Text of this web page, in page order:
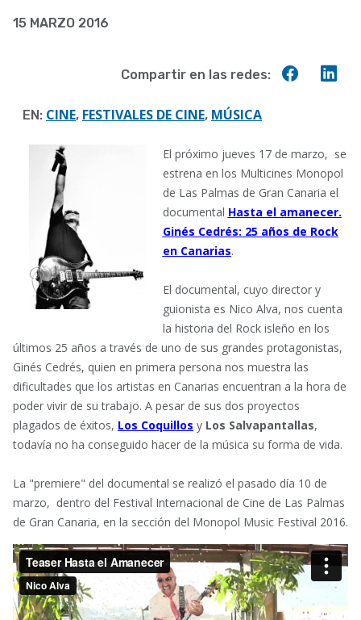
15 MARZO 2016
Compartir en las redes:
EN: CINE, FESTIVALES DE CINE, MÚSICA
El próximo jueves 17 de marzo, se
estrena en los Multicines Monopol
de Las Palmas de Gran Canaria el
documental Hasta el amanecer.
Ginés Cedrés: 25 años de Rock
en Canarias.
El documental, cuyo director y
guionista es Nico Alva, nos cuenta
la historia del Rock isleño en los
últimos 25 años a través de uno de sus grandes protagonistas,
Ginés Cedrés, quien en primera persona nos muestra las
dificultades que los artistas en Canarias encuentran a la hora de
poder vivir de su trabajo. A pesar de sus dos proyectos
plagados de éxitos, Los Coquillos y Los Salvapantallas,
todavía no ha conseguido hacer de la música su forma de vida.
La "premiere" del documental se realizó el pasado día 10 de
marzo, dentro del Festival Internacional de Cine de Las Palmas
de Gran Canaria, en la sección del Monopol Music Festival 2016.